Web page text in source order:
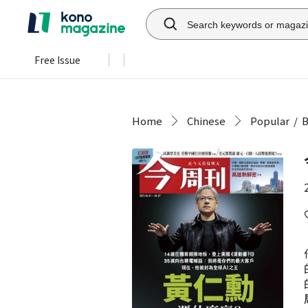
Free Issue
Home Chinese Popular